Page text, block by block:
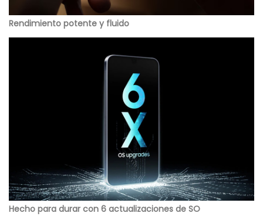
Rendimiento potente y fluido
Hecho para durar con 6 actualizaciones de SO